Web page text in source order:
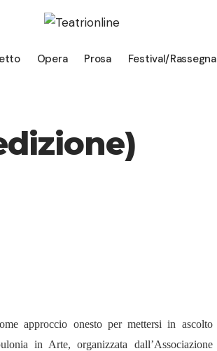
Opera Prosa Festival/Rassegna
approccio onesto per mettersi in ascolto
in Arte, organizzata dall’Associazione